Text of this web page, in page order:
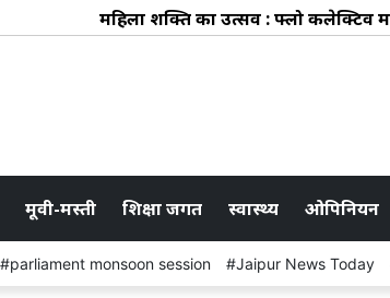
महिला शक्ति का उत्सव : फ्लो कलेक्टिव में
मूवी-मस्ती शिक्षा जगत स्वास्थ्य ओपिनियन
parliament monsoon session Jaipur News Today